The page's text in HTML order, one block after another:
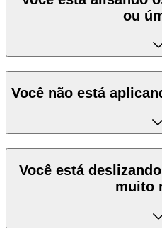
ou
Você não está
Você está
muito